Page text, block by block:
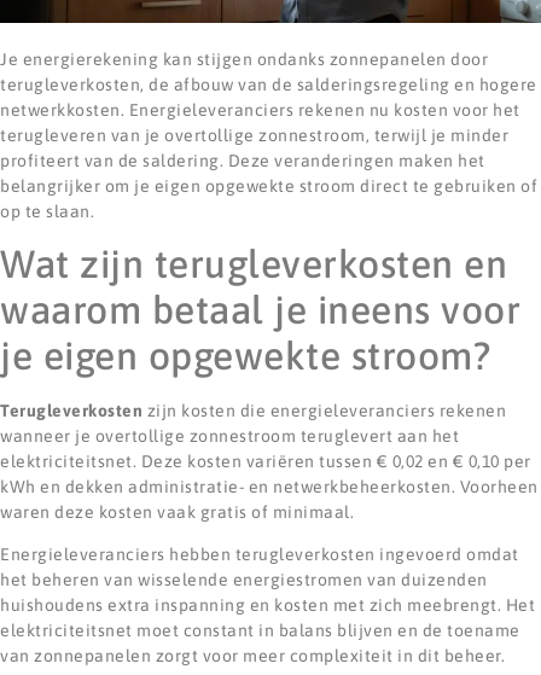
Je energierekening kan stijgen ondanks zonnepanelen door
terugleverkosten, de afbouw van de salderingsregeling en hogere
netwerkkosten. Energieleveranciers rekenen nu kosten voor het
terugleveren van je overtollige zonnestroom, terwijl je minder
profiteert van de saldering. Deze veranderingen maken het
belangrijker om je eigen opgewekte stroom direct te gebruiken of
op te slaan.
Wat zijn terugleverkosten en
waarom betaal je ineens voor
je eigen opgewekte stroom?
Terugleverkosten zijn kosten die energieleveranciers rekenen
wanneer je overtollige zonnestroom teruglevert aan het
elektriciteitsnet. Deze kosten variëren tussen € 0,02 en € 0,10 per
kWh en dekken administratie- en netwerkbeheerkosten. Voorheen
waren deze kosten vaak gratis of minimaal.
Energieleveranciers hebben terugleverkosten ingevoerd omdat
het beheren van wisselende energiestromen van duizenden
huishoudens extra inspanning en kosten met zich meebrengt. Het
elektriciteitsnet moet constant in balans blijven en de toename
van zonnepanelen zorgt voor meer complexiteit in dit beheer.